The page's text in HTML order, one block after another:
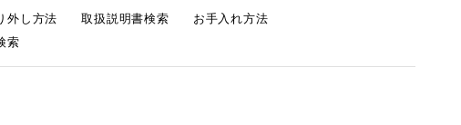
外し方法 取扱説明書検索
お手入れ方法
索